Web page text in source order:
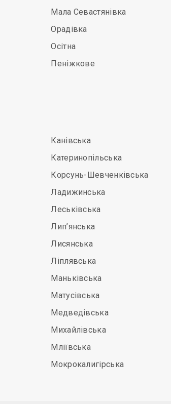
Мала Севастянівка
Орадівка
Осітна
Пеніжкове
Канівська
Катеринопільська
Корсунь-Шевченківська
Ладижинська
Леськівська
Лип’янська
Лисянська
Ліплявська
Маньківська
Матусівська
Медведівська
Михайлівська
Мліївська
Мокрокалигірська